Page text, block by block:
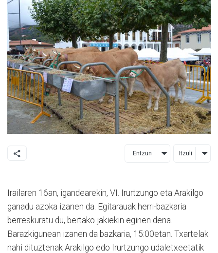
Entzun Itzuli
Irailaren 16an, igandearekin, VI. Irurtzungo eta Arakilgo
ganadu azoka izanen da. Egitarauak herri-bazkaria
berreskuratu du, bertako jakiekin eginen dena.
Barazkigunean izanen da bazkaria, 15:00etan. Txartelak
nahi dituztenak Arakilgo edo Irurtzungo udaletxeetatik